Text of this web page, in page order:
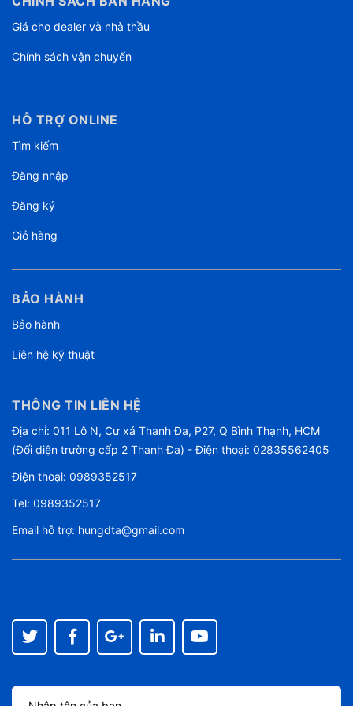
Giá cho dealer và nhà thầu
Chính sách vận chuyển
HỖ TRỢ ONLINE
Tìm kiếm
Đăng nhập
Đăng ký
Giỏ hàng
BẢO HÀNH
Bảo hành
Liên hệ kỹ thuật
THÔNG TIN LIÊN HỆ
Địa chỉ: 011 Lô N, Cư xá Thanh Đa, P27, Q Bình Thạnh, HCM
(Đối diện trường cấp 2 Thanh Đa) - Điện thoại: 02835562405
Điện thoại: 0989352517
Tel: 0989352517
Email hỗ trợ: hungdta@gmail.com